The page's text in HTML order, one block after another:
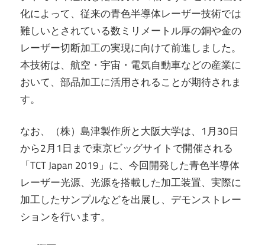
化によって、従来の青色半導体レーザー技術では
難しいとされている数ミリメートル厚の銅や金の
レーザー切断加工の実現に向けて前進しました。
本技術は、航空・宇宙・電気自動車などの産業に
おいて、部品加工に活用されることが期待されま
す。
なお、（株）島津製作所と大阪大学は、1月30日
から2月1日まで東京ビッグサイトで開催される
「TCT Japan 2019」に、今回開発した青色半導体
レーザー光源、光源を搭載した加工装置、実際に
加工したサンプルなどを出展し、デモンストレー
ションを行います。